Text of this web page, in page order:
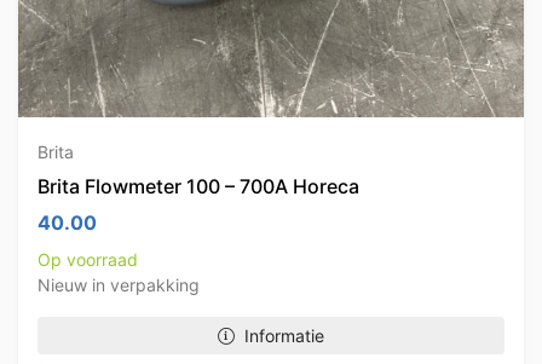
Brita
Brita Flowmeter 100 – 700A Horeca
40.00
Op voorraad
Nieuw in verpakking
Informatie